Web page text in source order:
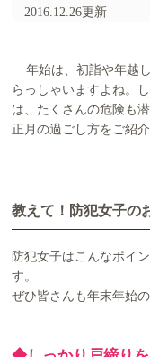
2016.12.26更新
年始は、初詣や年越
らっしゃいますよね。
は、たくさんの危険も
正月の過ごし方をご紹介
教えて！防犯女子の
防犯女子はこんなポイ
す。
ぜひ皆さんも年末年始